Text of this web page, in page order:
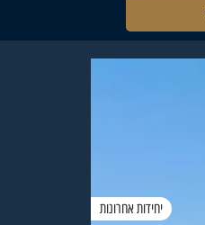
יחידות אחרונות